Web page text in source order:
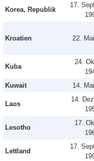
Korea, Republik
17.
Kroatien 22.
Kuba
24.
Kuwait 14.
Laos
14.
Lesotho
17.
Lettland
17.